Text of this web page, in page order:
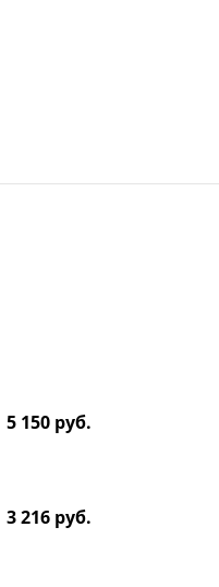
5 150 руб.
3 216 руб.